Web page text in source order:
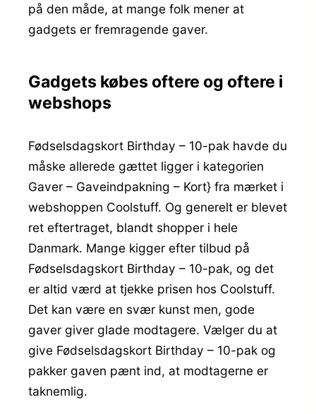
på den måde, at mange folk mener at
gadgets er fremragende gaver.
Gadgets købes oftere og oftere i
webshops
Fødselsdagskort Birthday – 10-pak havde du
måske allerede gættet ligger i kategorien
Gaver – Gaveindpakning – Kort} fra mærket i
webshoppen Coolstuff. Og generelt er blevet
ret eftertraget, blandt shopper i hele
Danmark. Mange kigger efter tilbud på
Fødselsdagskort Birthday – 10-pak, og det
er altid værd at tjekke prisen hos Coolstuff.
Det kan være en svær kunst men, gode
gaver giver glade modtagere. Vælger du at
give Fødselsdagskort Birthday – 10-pak og
pakker gaven pænt ind, at modtagerne er
taknemlig.